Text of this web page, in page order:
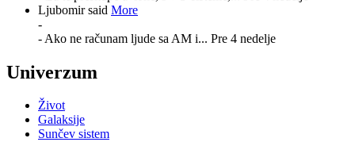
Ljubomir said More
-
- Ako ne računam ljude sa AM i... Pre 4 nedelje
Univerzum
Život
Galaksije
Sunčev sistem